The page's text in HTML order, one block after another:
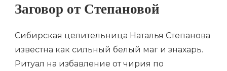
Заговор от Степановой
Сибирская целительница Наталья Степанова
известна как сильный белый маг и знахарь.
Ритуал на избавление от чирия по